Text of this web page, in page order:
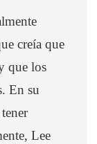
creía que
que los
En su
Lee